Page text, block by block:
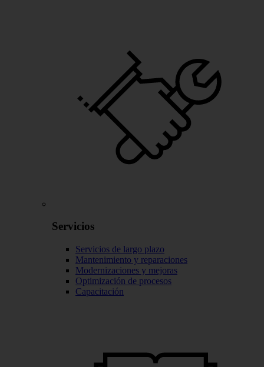
Servicios
Servicios de largo plazo
Mantenimiento y reparaciones
Modernizaciones y mejoras
Optimización de procesos
Capacitación